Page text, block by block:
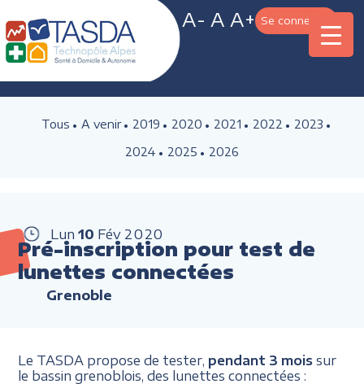
A- A A+ Se connecter
Tous A venir 2019 2020 2021 2022
2023
2024
2025 2026
Lun 10 Fév 2020
Pré-inscription pour test de
lunettes connectées
Grenoble
Le TASDA propose de tester, pendant 3 mois sur
le bassin grenoblois, des lunettes connectées :